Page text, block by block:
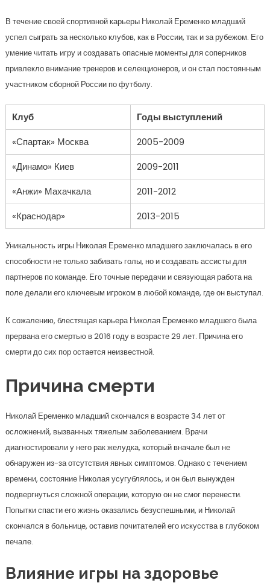
В течение своей спортивной карьеры Николай Еременко младший
успел сыграть за несколько клубов, как в России, так и за рубежом. Его
умение читать игру и создавать опасные моменты для соперников
привлекло внимание тренеров и селекционеров, и он стал постоянным
участником сборной России по футболу.
Клуб
Годы выступлений
«Спартак» Москва
2005-2009
«Динамо» Киев
2009-2011
«Анжи» Махачкала
2011-2012
«Краснодар»
2013-2015
Уникальность игры Николая Еременко младшего заключалась в его
способности не только забивать голы, но и создавать ассисты для
партнеров по команде. Его точные передачи и связующая работа на
поле делали его ключевым игроком в любой команде, где он выступал.
К сожалению, блестящая карьера Николая Еременко младшего была
прервана его смертью в 2016 году в возрасте 29 лет. Причина его
смерти до сих пор остается неизвестной.
Причина смерти
Николай Еременко младший скончался в возрасте 34 лет от
осложнений, вызванных тяжелым заболеванием. Врачи
диагностировали у него рак желудка, который вначале был не
обнаружен из-за отсутствия явных симптомов. Однако с течением
времени, состояние Николая усугублялось, и он был вынужден
подвергнуться сложной операции, которую он не смог перенести.
Попытки спасти его жизнь оказались безуспешными, и Николай
скончался в больнице, оставив почитателей его искусства в глубоком
печале.
Влияние игры на здоровье